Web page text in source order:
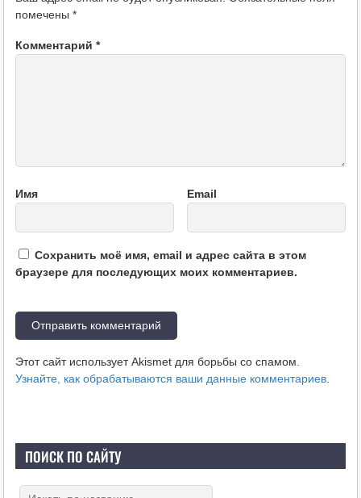
помечены *
Комментарий *
Имя Email
Сохранить моё имя, email и адрес сайта в этом
браузере для последующих моих комментариев.
Этот сайт использует Akismet для борьбы со спамом.
Узнайте, как обрабатываются ваши данные комментариев.
ПОИСК ПО САЙТУ